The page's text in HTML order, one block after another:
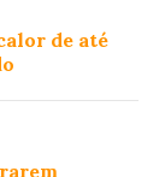
de até